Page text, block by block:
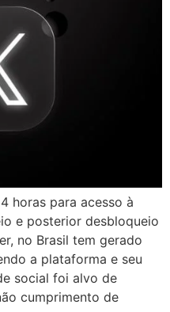
horas para acesso à
e posterior desbloqueio
no Brasil tem gerado
a plataforma e seu
social foi alvo de
cumprimento de